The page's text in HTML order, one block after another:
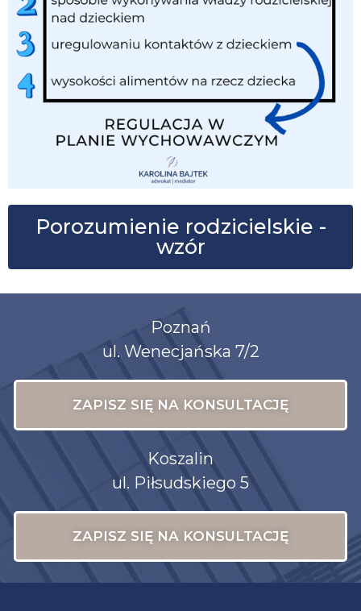
Porozumienie rodzicielskie -
wzór
Poznań
ul. Wenecjańska 7/2
ZAPISZ SIĘ NA KONSULTACJĘ
Koszalin
ul. Piłsudskiego 5
ZAPISZ SIĘ NA KONSULTACJĘ